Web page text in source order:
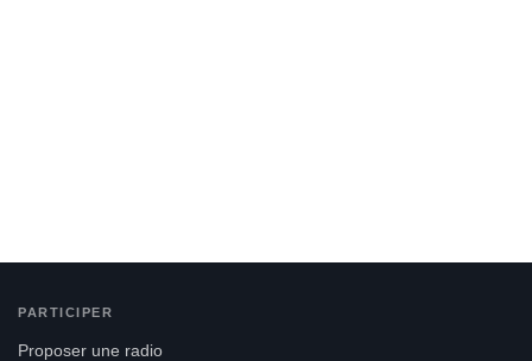
PARTICIPER
Proposer une radio